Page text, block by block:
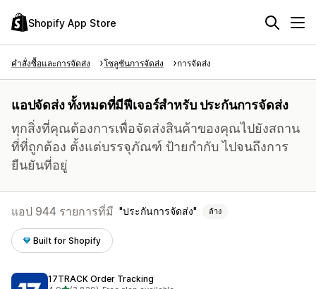
Shopify App Store
คำสั่งซื้อและการจัดส่ง โซลูชันการจัดส่ง การจัดส่ง
แอปจัดส่ง ทั้งหมดที่มีฟีเจอร์สำหรับ ประกันการจัดส่ง
ทุกสิ่งที่คุณต้องการเพื่อจัดส่งสินค้าของคุณไปยังสถาน
ที่ที่ถูกต้อง ตั้งแต่บรรจุภัณฑ์ ป้ายกำกับ ไปจนถึงการ
ยืนยันที่อยู่
แอป 944 รายการที่มี ประกันการจัดส่ง ล้าง
Built for Shopify
17TRACK Order Tracking